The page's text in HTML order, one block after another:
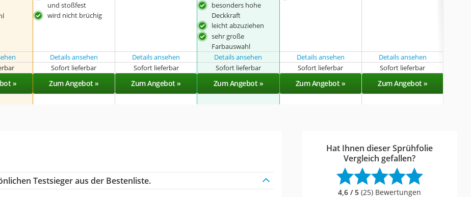
und stoßfest
wird nicht brüchig
besonders hohe
Deckkraft
leicht abzuziehen
sehr große
Farbauswahl
Details ansehen Details ansehen Details ansehen Details ansehen Details ansehen
Sofort lieferbar Sofort lieferbar Sofort lieferbar Sofort lieferbar Sofort lieferbar
» Zum Angebot » Zum Angebot » Zum Angebot » Zum Angebot » Zum Angebot »
Testsieger aus der Bestenliste.
Hat Ihnen dieser Sprühfolie
Vergleich gefallen?
4,6 / 5 (25) Bewertungen